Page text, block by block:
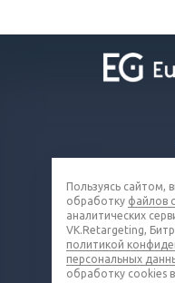
8
Пользуясь сайтом,
обработку файлов
аналитических
VK.Retargeting,
политикой
персональных
обработку cookies